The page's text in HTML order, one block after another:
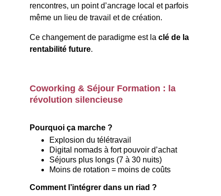
rencontres, un point d’ancrage local et parfois
même un lieu de travail et de création.
Ce changement de paradigme est la clé de la
rentabilité future.
Coworking & Séjour Formation : la
révolution silencieuse
Pourquoi ça marche ?
Explosion du télétravail
Digital nomads à fort pouvoir d’achat
Séjours plus longs (7 à 30 nuits)
Moins de rotation = moins de coûts
Comment l’intégrer dans un riad ?